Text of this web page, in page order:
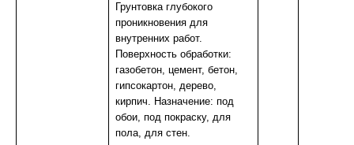
НАПОЛЬНЫЙ ОТДЕЛОЧНЫЙ МАТЕРИАЛ
ВОДОСТОЧКА ОЦИНК.
ПОТОЛОЧНОЕ ПВХ (плинтуса,уголки)
КРОВЛЯ и КОМПЛЕКТУЮЩИЕ
ПЛИТКА ТРОТУАРНАЯ
СПЕЦОДЕЖДА и СИЗ
ПЛЕНКА С/КЛ
ГРУНТОВКА, БЕТОНКОНТАКТ, МАСТИКА
Грунтовка глубокого
проникновения для
внутренних работ.
Поверхность обработки:
газобетон, цемент, бетон,
гипсокартон, дерево,
кирпич. Назначение: под
обои, под покраску, для
пола, для стен.